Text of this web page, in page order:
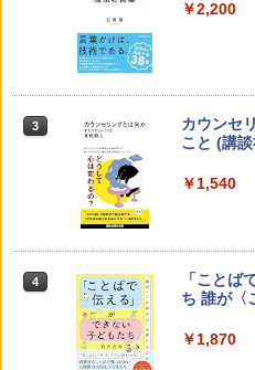
￥2,200
3
カウンセ
こと (講
￥1,540
4
「ことば
ち 誰が〈
￥1,870